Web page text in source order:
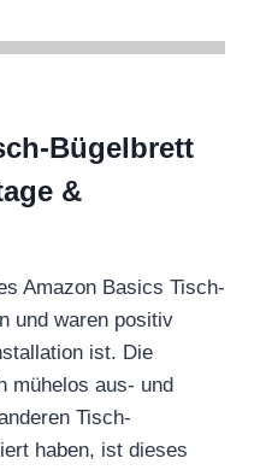
Bügelbrett
&
Amazon Basics Tisch-
und waren positiv
ist. Die
mühelos aus- und
Tisch-
haben, ist dieses